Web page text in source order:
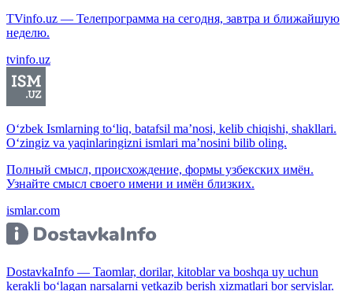
TVinfo.uz — Телепрограмма на сегодня, завтра и ближайшую
неделю.
tvinfo.uz
O‘zbek Ismlarning to‘liq, batafsil ma’nosi, kelib chiqishi, shakllari.
O‘zingiz va yaqinlaringizni ismlari ma’nosini bilib oling.
Полный смысл, происхождение, формы узбекских имён.
Узнайте смысл своего имени и имён близких.
ismlar.com
DostavkaInfo — Taomlar, dorilar, kitoblar va boshqa uy uchun
kerakli bo‘lagan narsalarni yetkazib berish xizmatlari bor servislar.